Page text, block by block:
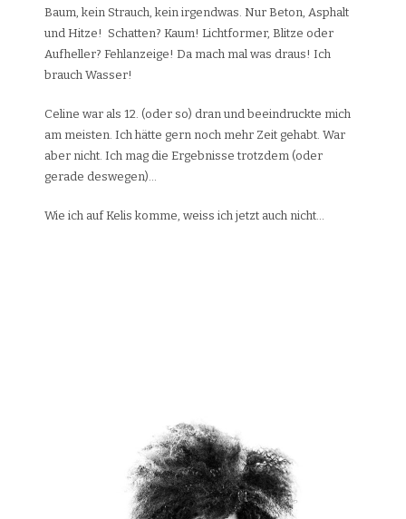
Baum, kein Strauch, kein irgendwas. Nur Beton, Asphalt
und Hitze! Schatten? Kaum! Lichtformer, Blitze oder
Aufheller? Fehlanzeige! Da mach mal was draus! Ich
brauch Wasser!
Celine war als 12. (oder so) dran und beeindruckte mich
am meisten. Ich hätte gern noch mehr Zeit gehabt. War
aber nicht. Ich mag die Ergebnisse trotzdem (oder
gerade deswegen)…
Wie ich auf Kelis komme, weiss ich jetzt auch nicht…